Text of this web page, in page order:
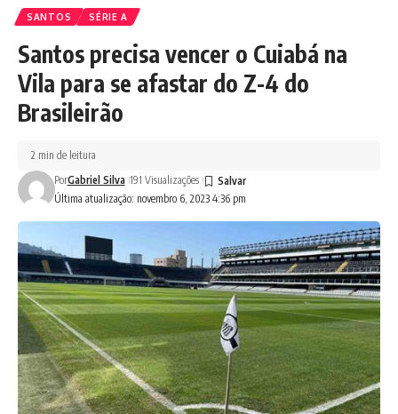
SANTOS SÉRIE A
Santos precisa vencer o Cuiabá na
Vila para se afastar do Z-4 do
Brasileirão
Última atualização: novembro 6, 2023 4:36 pm
PorGabriel Silva 191 Visualizações
2 min de leitura